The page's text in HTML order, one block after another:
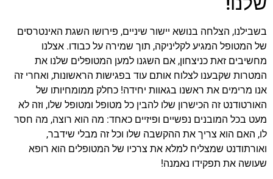
בשבילנו, הצלחה בנושא יישור שיניים, פירושו השגת האינטרסים
של המטופל המגיע לקליניקה, תוך שמירה על כבודו. אצלנו
מחשיבים זאת כניצחון, אם השגנו למען המטופלים שלנו את
המטרות שקבענו לצלוח אותם עוד בפגישות הראשונות, ואחרי זה
אנו מרימים את ראשנו בגאוות יחידה! כחלק ממומחיותו של
האורטודנט זה הכישרון שלו להבין כל מטופל ומטופל שלו, וזה לא
מעט בכל המובנים נפשיים ופיזיים כאחד: מה הוא רוצה, מה חסר
לו, האם הוא צריך את ההקשבה שלו וכל זה מבלי שידבר,
ואורתודנט שמצליח למלא את צרכיו של המטופלים הוא רופא
שעושה את תפקידו נאמנה!